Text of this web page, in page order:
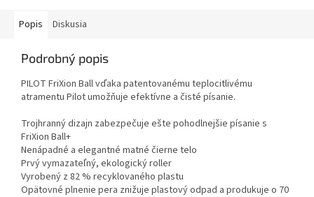
Popis Diskusia
Podrobný popis
PILOT FriXion Ball vďaka patentovanému teplocitlivému
atramentu Pilot umožňuje efektívne a čisté písanie.
Trojhranný dizajn zabezpečuje ešte pohodlnejšie písanie s
FriXion Ball+
Nenápadné a elegantné matné čierne telo
Prvý vymazateľný, ekologický roller
Vyrobený z 82 % recyklovaného plastu
Opätovné plnenie pera znižuje plastový odpad a produkuje o 70